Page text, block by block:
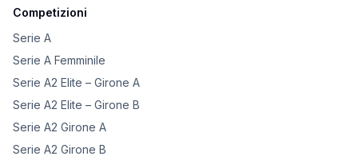
Competizioni
Serie A
Serie A Femminile
Serie A2 Elite – Girone A
Serie A2 Elite – Girone B
Serie A2 Girone A
Serie A2 Girone B